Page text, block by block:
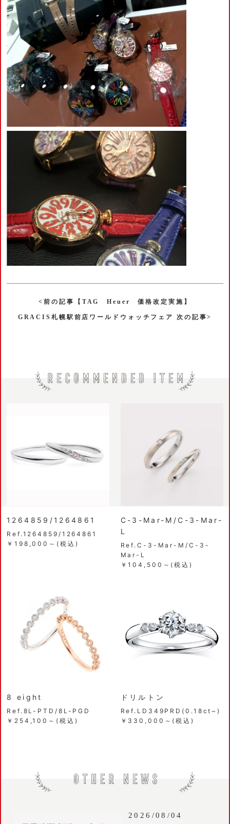
<前の記事【TAG Heuer 価格改定実施】
GRACIS札幌駅前店ワールドウォッチフェア 次の記事>
1264859/1264861
Ref.1264859/1264861
￥198,000～(税込)
C-3-Mar-M/C-3-Mar-
L
Ref.C-3-Mar-M/C-3-
Mar-L
￥104,500～(税込)
8 eight
Ref.8L-PTD/8L-PGD
￥254,100～(税込)
ドリルトン
Ref.LD349PRD(0.18ct~)
￥330,000～(税込)
2026/08/04